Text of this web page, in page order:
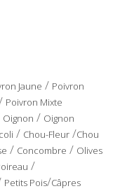
Jaune / Poivron
Poivron Mixte
Oignon / Oignon
/ Chou-Fleur/Chou
/ Concombre / Olives
/
Petits Pois/Câpres